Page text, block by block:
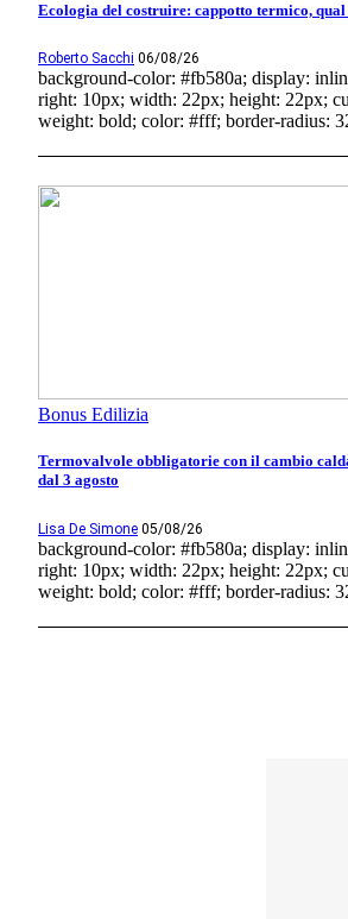
Ecologia del costruire: cappotto termico, qual
Roberto Sacchi 06/08/26
background-color: #fb580a; display:
right: 10px; width: 22px; height: 22px;
weight: bold; color: #fff; border-radius:
Bonus Edilizia
Termovalvole obbligatorie con il cambio
dal 3 agosto
Lisa De Simone 05/08/26
background-color: #fb580a; display:
right: 10px; width: 22px; height: 22px;
weight: bold; color: #fff; border-radius: